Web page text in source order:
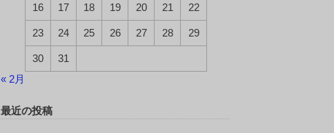
16 17 18 19 20 21 22
23 24 25 26 27 28 29
30
31
« 2月
最近の投稿